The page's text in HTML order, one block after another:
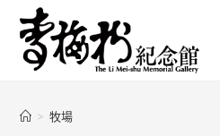
> 牧場